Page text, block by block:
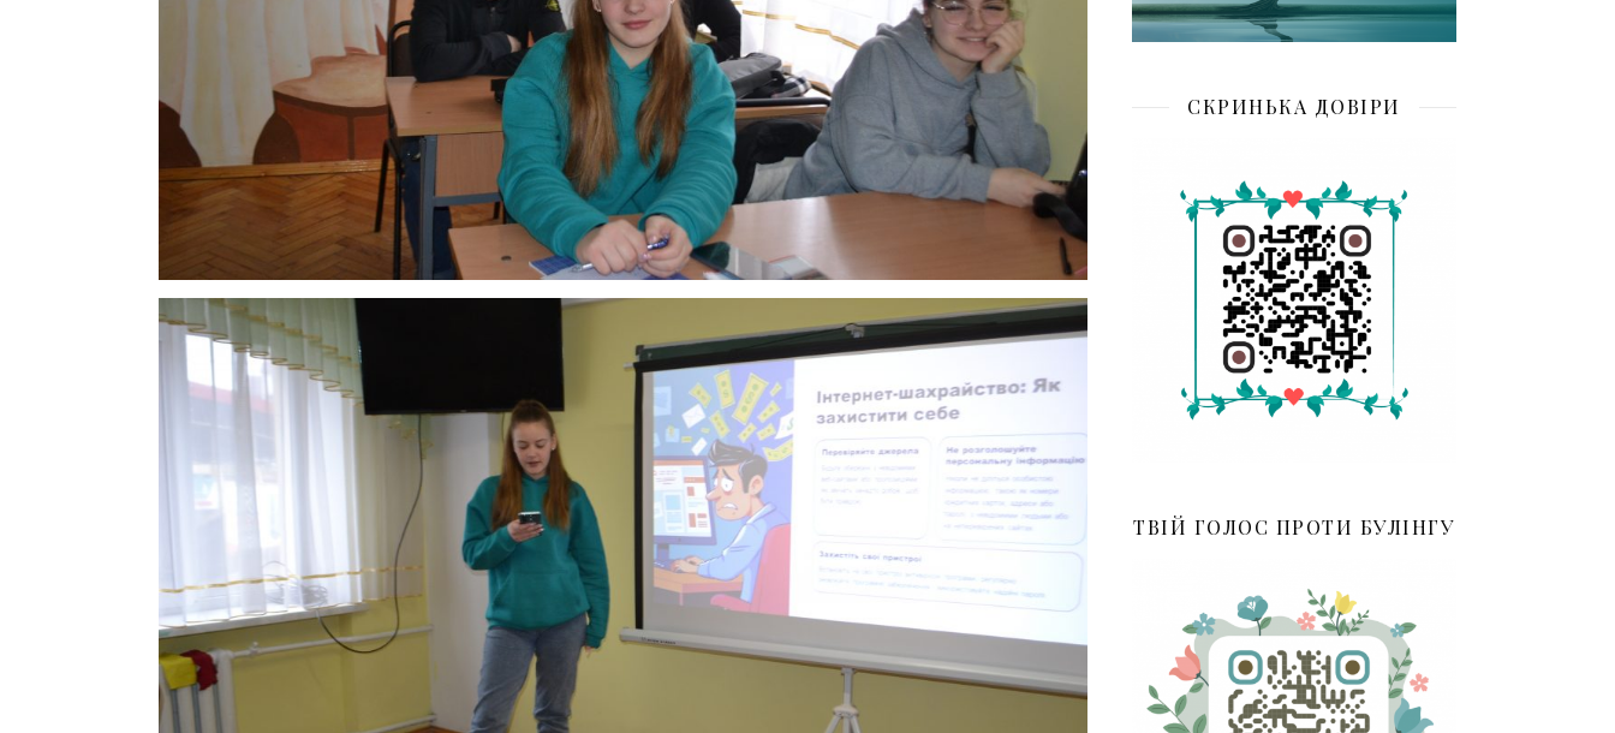
СКРИНЬКА ДОВІРИ
ТВІЙ ГОЛОС ПРОТИ БУЛІНГУ